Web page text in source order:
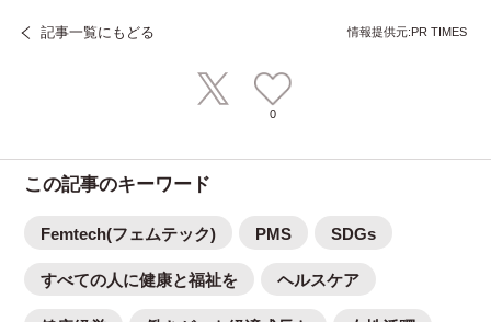
記事一覧にもどる 情報提供元:PR TIMES
0
この記事のキーワード
Femtech(フェムテック) PMS SDGs
すべての人に健康と福祉を ヘルスケア